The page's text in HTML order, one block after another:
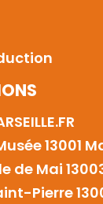
13001
de Mai
Pierre